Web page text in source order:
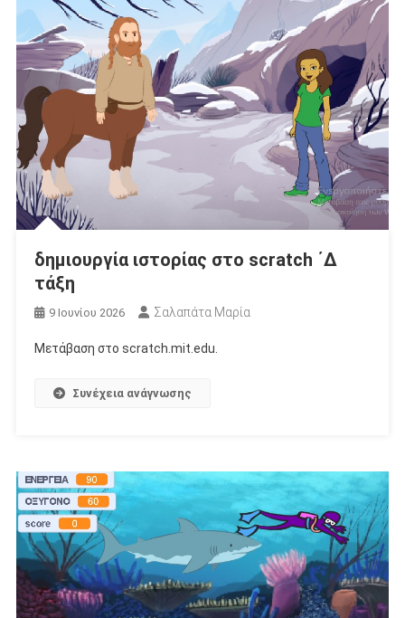
δημιουργία ιστορίας στο scratch ΄Δ
τάξη
9 Ιουνίου 2026 Σαλαπάτα Μαρία
Μετάβαση στο scratch.mit.edu.
Συνέχεια ανάγνωσης